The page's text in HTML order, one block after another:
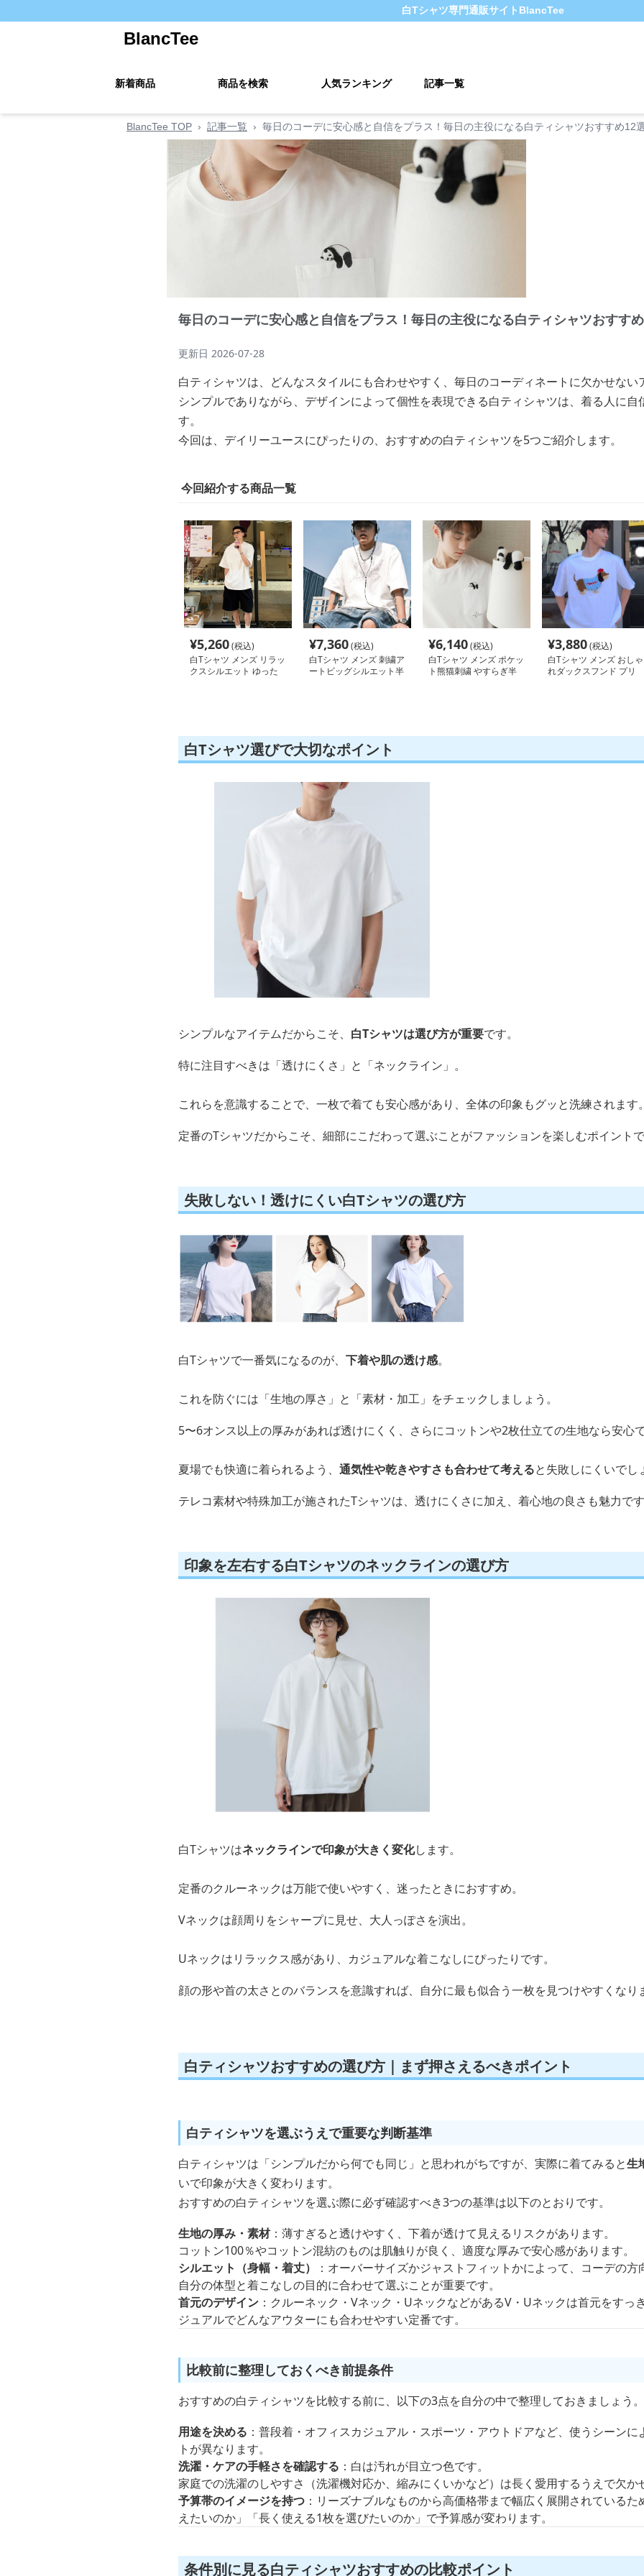
白Tシャツ専門通販サイト BlancTee
BlancTee
新着商品 商品を検索 人気ランキング 記事一覧
BlancTee TOP › 記事一覧 › 毎日のコーデに安心感と自信をプラス！毎日の主役になる白ティシャツおすすめ12
毎日のコーデに安心感と自信をプラス！毎日の主役になる白ティシャツおすす
更新日 2026-07-28
白ティシャツは、どんなスタイルにも合わせやすく、毎日のコーディネートに欠かせない
シンプルでありながら、デザインによって個性を表現できる白ティシャツは、着る人に自
す。
今回は、デイリーユースにぴったりの、おすすめの白ティシャツを5つご紹介します。
今回紹介する商品一覧
¥5,260(税込)
白Tシャツ メンズ リラッ
クスシルエット ゆった
¥7,360(税込)
白Tシャツ メンズ 刺繍ア
ートビッグシルエット半
¥6,140(税込)
白Tシャツ メンズ ポケッ
ト熊猫刺繍 やすらぎ半
¥3,880(税込)
白Tシャツ メンズ おしゃ
れダックスフンド プリ
白Tシャツ選びで大切なポイント
シンプルなアイテムだからこそ、 白Tシャツは選び方が重要です。
特に注目すべきは「透けにくさ」と「ネックライン」。
これらを意識することで、一枚で着ても安心感があり、全体の印象もグッと洗練されます。
定番のTシャツだからこそ、細部にこだわって選ぶことがファッションを楽しむポイントで
失敗しない！透けにくい白Tシャツの選び方
白Tシャツで一番気になるのが、 下着や肌の透け感。
これを防ぐには「生地の厚さ」と「素材・加工」をチェックしましょう。
5〜6オンス以上の厚みがあれば透けにくく、さらにコットンや2枚仕立ての生地なら安心で
夏場でも快適に着られるよう、 通気性や乾きやすさも合わせて考えると失敗しにくいでし
テレコ素材や特殊加工が施されたTシャツは、透けにくさに加え、着心地の良さも魅力です
印象を左右する白Tシャツのネックラインの選び方
白Tシャツはネックラインで印象が大きく変化します。
定番のクルーネックは万能で使いやすく、迷ったときにおすすめ。
Vネックは顔周りをシャープに見せ、大人っぽさを演出。
Uネックはリラックス感があり、カジュアルな着こなしにぴったりです。
顔の形や首の太さとのバランスを意識すれば、自分に最も似合う一枚を見つけやすくなり
白ティシャツおすすめの選び方｜まず押さえるべきポイント
白ティシャツを選ぶうえで重要な判断基準
白ティシャツは「シンプルだから何でも同じ」と思われがちですが、実際に着てみると生
いで印象が大きく変わります。
おすすめの白ティシャツを選ぶ際に必ず確認すべき3つの基準は以下のとおりです。
生地の厚み・素材：薄すぎると透けやすく、下着が透けて見えるリスクがあります。
コットン100％やコットン混紡のものは肌触りが良く、適度な厚みで安心感があります。
シルエット（身幅・着丈）
：オーバーサイズかジャストフィットかによって、コーデの方
自分の体型と着こなしの目的に合わせて選ぶことが重要です。
首元のデザイン ：クルーネック・Vネック・UネックなどがあるV・Uネックは首元をすっ
ジュアルでどんなアウターにも合わせやすい定番です。
比較前に整理しておくべき前提条件
おすすめの白ティシャツを比較する前に、以下の3点を自分の中で整理しておきましょう。
用途を決める ：普段着・オフィスカジュアル・スポーツ・アウトドアなど、使うシーン
トが異なります。
洗濯・ケアの手軽さを確認する ：白は汚れが目立つ色です。
家庭での洗濯のしやすさ（洗濯機対応か、縮みにくいかなど）は長く愛用するうえで欠か
予算帯のイメージを持つ ：リーズナブルなものから高価格帯まで幅広く展開されている
えたいのか」「長く使える1枚を選びたいのか」で予算感が変わります。
条件別に見る白ティシャツおすすめの比較ポイント